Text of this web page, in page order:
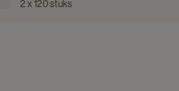
2 x 120 stuks